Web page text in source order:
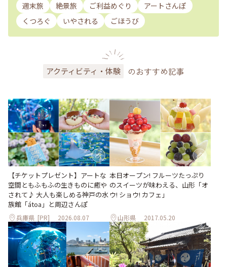
週末旅 絶景旅 ご利益めぐり
アートさんぽ
くつろぐ
いやされる ごほうび
アクティビティ・体験 のおすすめ記事
【チケットプレゼント】アートな
空間ともふもふの生きものに癒や
されて♪ 大人も楽しめる神戸の水
族館「átoa」と周辺さんぽ
兵庫県 [PR] 2026.08.07
本日オープン! フルーツたっぷり
のスイーツが味わえる、山形「オ
ウ! ショウ! カフェ」
山形県 2017.05.20